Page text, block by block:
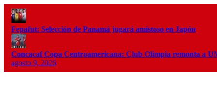
Fepafut: Selección de Panamá jugará amistoso en Japón
Concacaf Copa Centroamericana: Club Olimpia remonta a
agosto 9, 2026